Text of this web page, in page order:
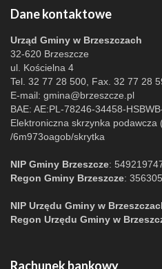
Dane kontaktowe
Urząd Gminy w Brzeszczach
32-620 Brzeszcze
ul. Kościelna 4
Tel. 32 77 28 500, Fax. 32 77 28
E-mail: gmina@brzeszcze.pl
BAE: AE:PL-78246-34458-
Elektroniczna skrzynka podawcza
/6m973oagob/skrytka
NIP Gminy Brzeszcze:
Regon Gminy Brzeszcze:
NIP Urzędu Gminy w
Regon Urzędu Gminy w
Rachunek bankowy